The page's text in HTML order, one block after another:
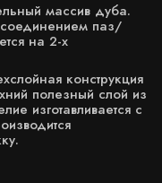
массив дуба.
соединением паз/
на 2-х
конструкция
полезный слой из
изготавливается с